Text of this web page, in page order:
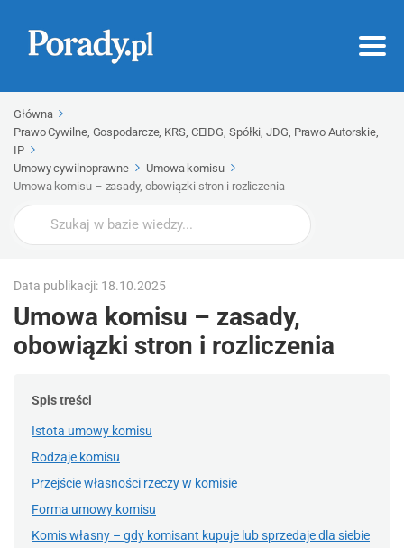
Główna
Prawo Cywilne, Gospodarcze, KRS, CEIDG, Spółki, JDG, Prawo Autorskie,
IP
Umowy cywilnoprawne
Umowa komisu
Umowa komisu – zasady, obowiązki stron i rozliczenia
Wyszukaj
Data publikacji: 18.10.2025
Umowa komisu – zasady,
obowiązki stron i rozliczenia
Spis treści
Istota umowy komisu
Rodzaje komisu
Przejście własności rzeczy w komisie
Forma umowy komisu
Komis własny – gdy komisant kupuje lub sprzedaje dla siebie